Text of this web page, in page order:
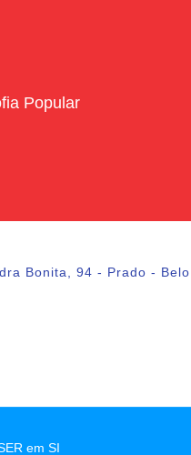
Popular
Bonita, 94 - Prado -
em SI